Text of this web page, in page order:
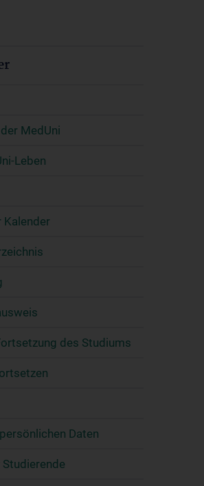
MedUni
Leben
des Studiums
Daten
Studierende